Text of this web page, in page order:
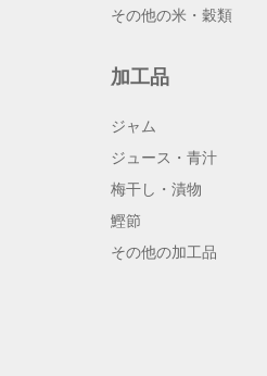
その他の米・穀類
加工品
ジャム
ジュース・青汁
梅干し・漬物
鰹節
その他の加工品